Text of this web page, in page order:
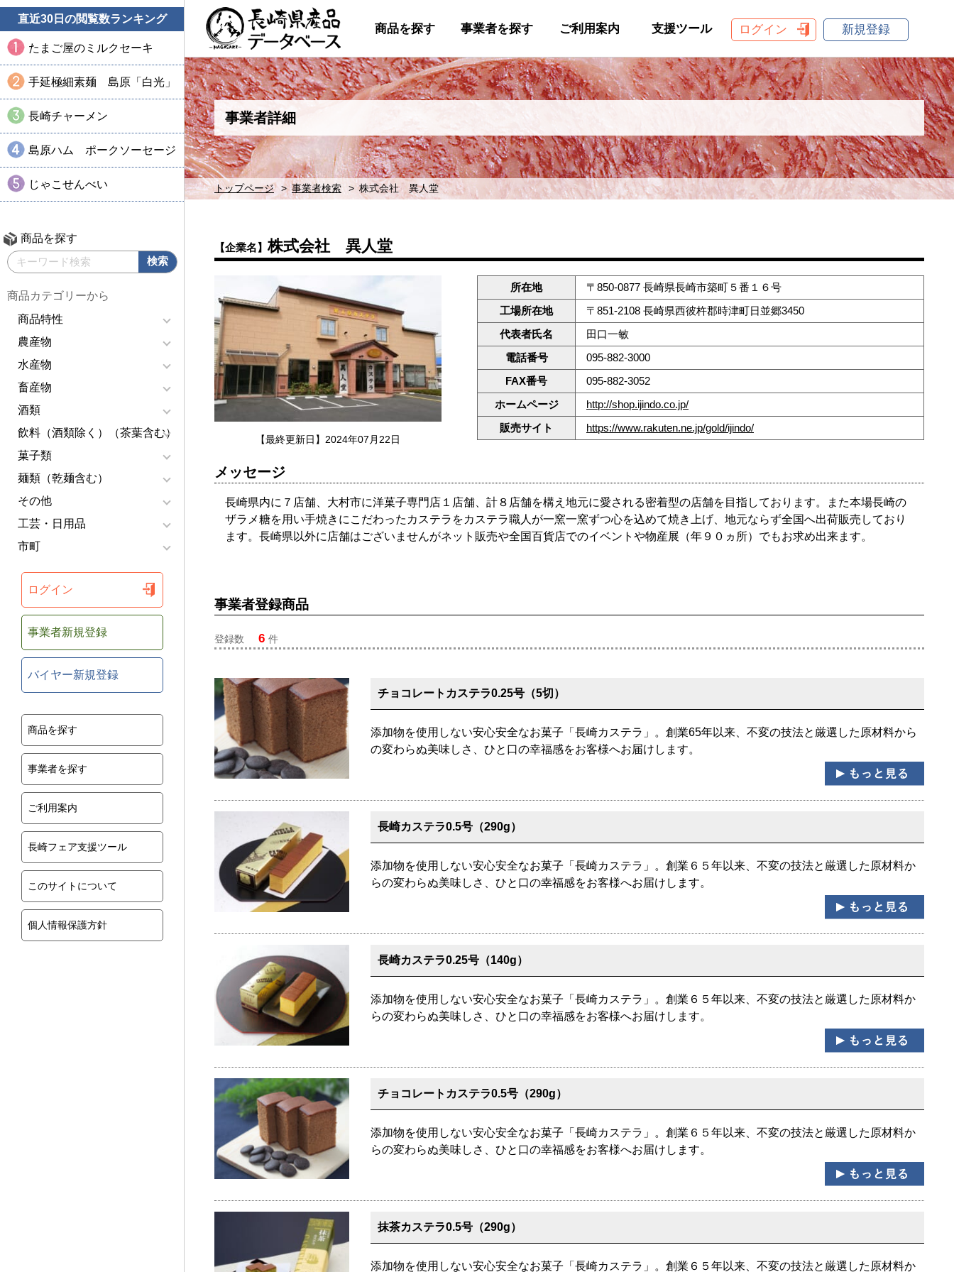
直近30日の閲覧数ランキング
たまご屋のミルクセーキ
手延極細素麺 島原「白光」
長崎チャーメン
島原ハム ポークソーセージ
じゃこせんべい
商品を探す
商品カテゴリーから
商品特性
農産物
水産物
畜産物
酒類
飲料（酒類除く）（茶葉含む）
菓子類
麺類（乾麺含む）
その他
工芸・日用品
市町
ログイン
事業者新規登録
バイヤー新規登録
商品を探す
事業者を探す
ご利用案内
長崎フェア支援ツール
このサイトについて
個人情報保護方針
商品を探す 事業者を探す ご利用案内 支援ツール ログイン 新規登録
事業者詳細
トップページ 事業者検索 株式会社 異人堂
【企業名】株式会社 異人堂
【最終更新日】2024年07月22日
所在地
〒850-0877 長崎県長崎市築町５番１６号
工場所在地
〒851-2108 長崎県西彼杵郡時津町日並郷3450
代表者氏名
田口一敏
電話番号
095-882-3000
FAX番号
095-882-3052
ホームページ
http://shop.ijindo.co.jp/
販売サイト
https://www.rakuten.ne.jp/gold/ijindo/
メッセージ
長崎県内に７店舗、大村市に洋菓子専門店１店舗、計８店舗を構え地元に愛される密着型の店舗を目指しております。また本場長崎の
ザラメ糖を用い手焼きにこだわったカステラをカステラ職人が一窯一窯ずつ心を込めて焼き上げ、地元ならず全国へ出荷販売しており
ます。長崎県以外に店舗はございませんがネット販売や全国百貨店でのイベントや物産展（年９０ヵ所）でもお求め出来ます。
事業者登録商品
登録数 6 件
チョコレートカステラ0.25号（5切）
添加物を使用しない安心安全なお菓子「長崎カステラ」。創業65年以来、不変の技法と厳選した原材料から
の変わらぬ美味しさ、ひと口の幸福感をお客様へお届けします。
長崎カステラ0.5号（290g）
添加物を使用しない安心安全なお菓子「長崎カステラ」。創業６５年以来、不変の技法と厳選した原材料か
らの変わらぬ美味しさ、ひと口の幸福感をお客様へお届けします。
長崎カステラ0.25号（140g）
添加物を使用しない安心安全なお菓子「長崎カステラ」。創業６５年以来、不変の技法と厳選した原材料か
らの変わらぬ美味しさ、ひと口の幸福感をお客様へお届けします。
チョコレートカステラ0.5号（290g）
添加物を使用しない安心安全なお菓子「長崎カステラ」。創業６５年以来、不変の技法と厳選した原材料か
らの変わらぬ美味しさ、ひと口の幸福感をお客様へお届けします。
抹茶カステラ0.5号（290g）
添加物を使用しない安心安全なお菓子「長崎カステラ」。創業６５年以来、不変の技法と厳選した原材料か